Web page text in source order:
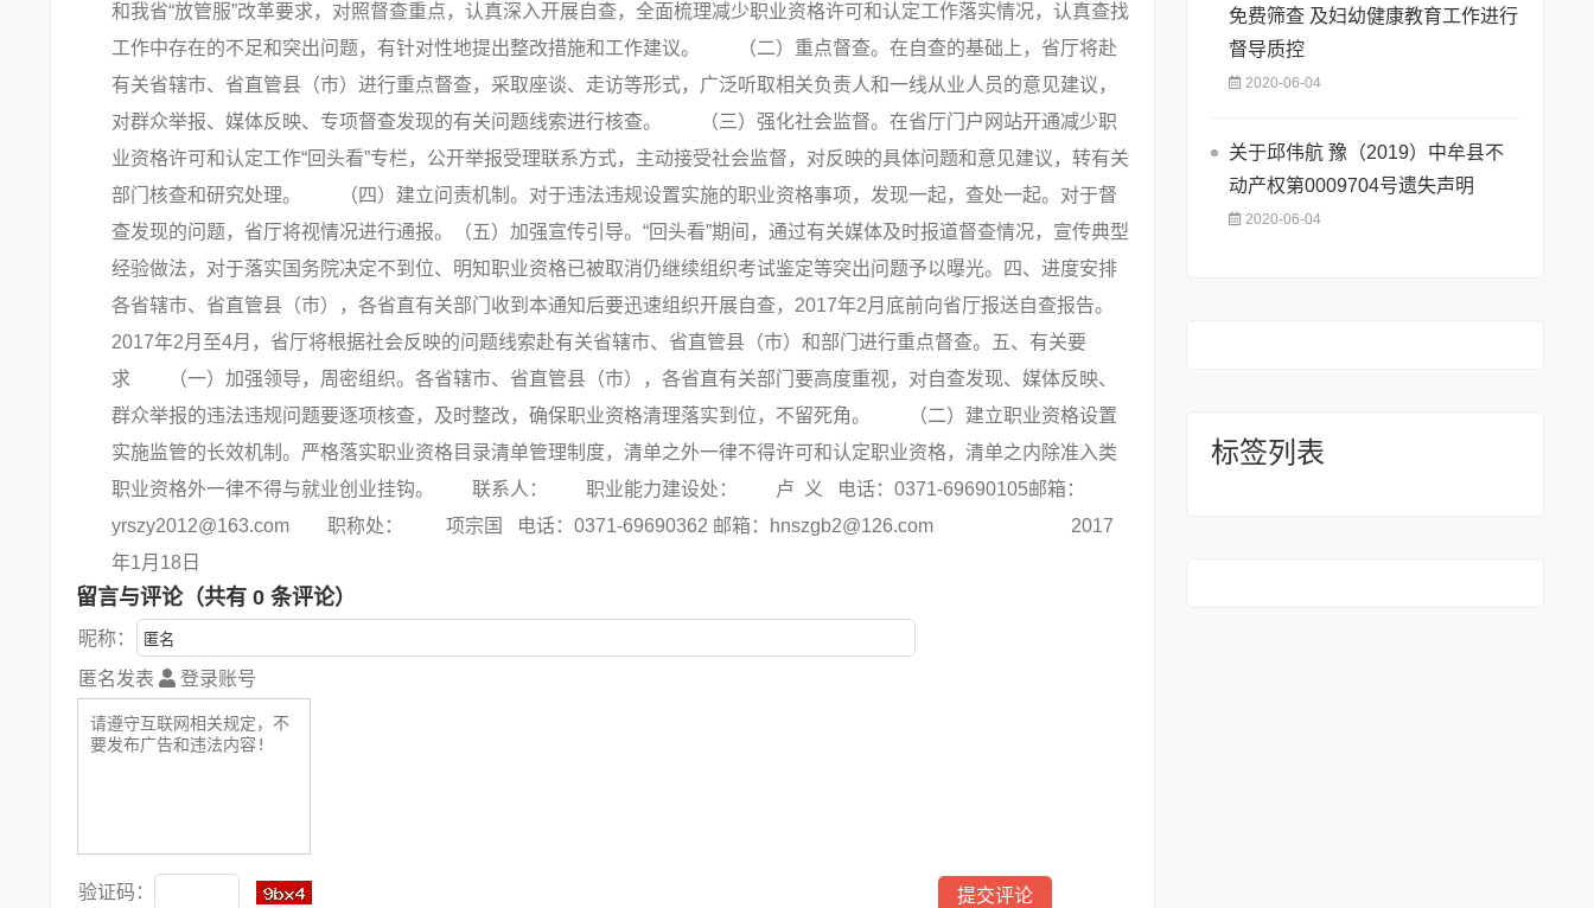
和我省“放管服”改革要求，对照督查重点，认真深入开展自查，全面梳理减少职业资格许可和认定工作落实情况，认真查找
工作中存在的不足和突出问题，有针对性地提出整改措施和工作建议。 （二）重点督查。在自查的基础上，省厅将赴
有关省辖市、省直管县（市）进行重点督查，采取座谈、走访等形式，广泛听取相关负责人和一线从业人员的意见建议，
对群众举报、媒体反映、专项督查发现的有关问题线索进行核查。 （三）强化社会监督。在省厅门户网站开通减少职
业资格许可和认定工作“回头看”专栏，公开举报受理联系方式，主动接受社会监督，对反映的具体问题和意见建议，转有关
部门核查和研究处理。 （四）建立问责机制。对于违法违规设置实施的职业资格事项，发现一起，查处一起。对于督
查发现的问题，省厅将视情况进行通报。（五）加强宣传引导。“回头看”期间，通过有关媒体及时报道督查情况，宣传典型
经验做法，对于落实国务院决定不到位、明知职业资格已被取消仍继续组织考试鉴定等突出问题予以曝光。四、进度安排
各省辖市、省直管县（市），各省直有关部门收到本通知后要迅速组织开展自查，2017年2月底前向省厅报送自查报告。
2017年2月至4月，省厅将根据社会反映的问题线索赴有关省辖市、省直管县（市）和部门进行重点督查。五、有关要
求 （一）加强领导，周密组织。各省辖市、省直管县（市），各省直有关部门要高度重视，对自查发现、媒体反映、
群众举报的违法违规问题要逐项核查，及时整改，确保职业资格清理落实到位，不留死角。 （二）建立职业资格设置
实施监管的长效机制。严格落实职业资格目录清单管理制度，清单之外一律不得许可和认定职业资格，清单之内除准入类
职业资格外一律不得与就业创业挂钩。 联系人： 职业能力建设处： 卢 义 电话：0371-69690105邮箱：
yrszy2012@163.com 职称处： 项宗国 电话：0371-69690362 邮箱：hnszgb2@126.com 2017
年1月18日
留言与评论（共有 0 条评论）
昵称：
匿名发表 登录账号
验证码：
免费筛查 及妇幼健康教育工作进行
督导质控
2020-06-04
关于邱伟航 豫（2019）中牟县不
动产权第0009704号遗失声明
2020-06-04
标签列表